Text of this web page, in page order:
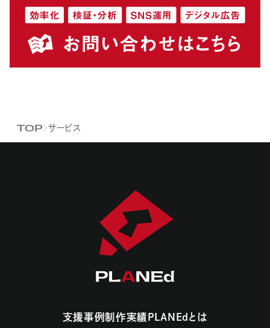
TOP サービス
支援事例制作実績 PLANEdとは